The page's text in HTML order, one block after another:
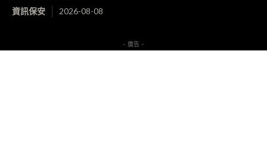
資訊保安 2026-08-08
- 廣告 -